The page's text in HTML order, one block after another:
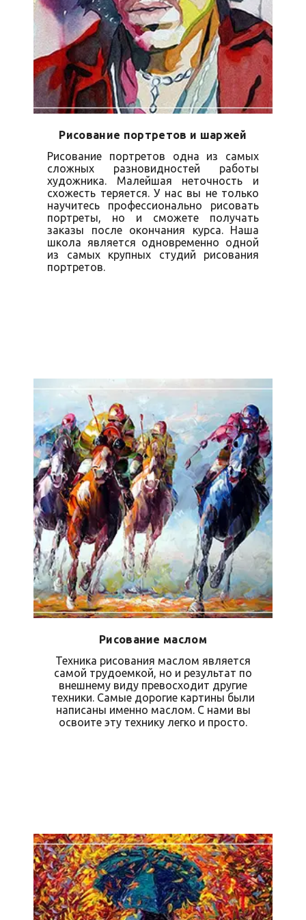
Рисование портретов и шаржей
Рисование портретов одна из самых
сложных разновидностей работы
художника. Малейшая неточность и
схожесть теряется. У нас вы не только
научитесь профессионально рисовать
портреты, но и сможете получать
заказы после окончания курса. Наша
школа является одновременно одной
из самых крупных студий рисования
портретов.
Рисование маслом
Техника рисования маслом является
самой трудоемкой, но и результат по
внешнему виду превосходит другие
техники. Самые дорогие картины были
написаны именно маслом. С нами вы
освоите эту технику легко и просто.